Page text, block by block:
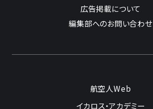
広告掲載について
編集部へのお問い合わせ
航空人Web
イカロス・アカデミー